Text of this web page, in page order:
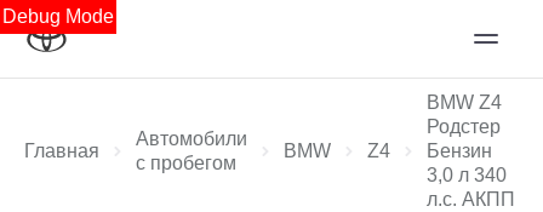
Debug Mode
Главная
Автомобили
с пробегом
BMW Z4
BMW Z4
Родстер
Бензин
3,0 л 340
л.с. АКПП